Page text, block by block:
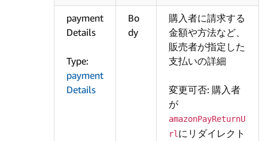
payment
Details
Type:
payment
Details
Bo
dy
購入者に請求する
金額や方法など、
販売者が指定した
支払いの詳細
変更可否: 購入者
が
amazonPayReturnU
rl にリダイレクト